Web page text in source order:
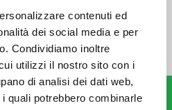
contenuti ed
dei social media e per
Condividiamo inoltre
utilizzi il nostro sito con i
di analisi dei dati web,
quali potrebbero combinarle
VAI AI PARCHI E AGLI ITINERARI